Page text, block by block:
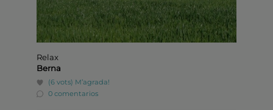
Relax
Berna
(6 vots) M’agrada!
0 comentarios